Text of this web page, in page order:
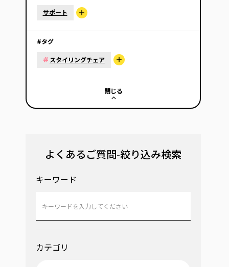
サポート
#タグ
# スタイリングチェア
閉じる
よくあるご質問-絞り込み検索
キーワード
カテゴリ